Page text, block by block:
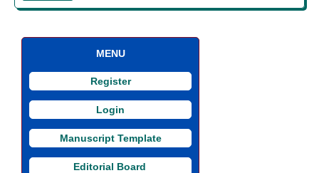
MENU
Register
Login
Manuscript Template
Editorial Board